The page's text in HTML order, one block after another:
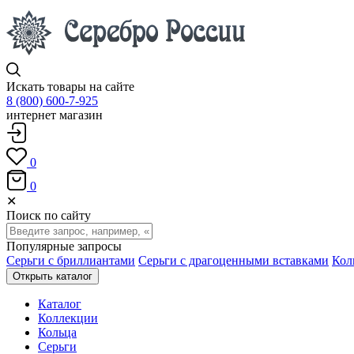
Искать товары на сайте
8 (800) 600-7-925
интернет магазин
0
0
✕
Поиск по сайту
Популярные запросы
Серьги с бриллиантами Серьги с драгоценными вставками
Открыть каталог
Каталог
Коллекции
Кольца
Серьги